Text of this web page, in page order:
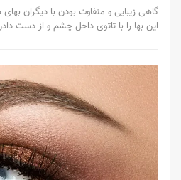
گاهی زیبایی و متفاوت بودن با دیگران
این بها را با تاتوی داخل چشم و از دست